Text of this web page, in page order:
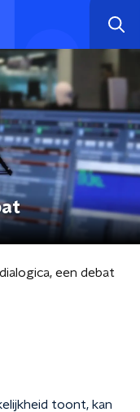
een debat
toont, kan